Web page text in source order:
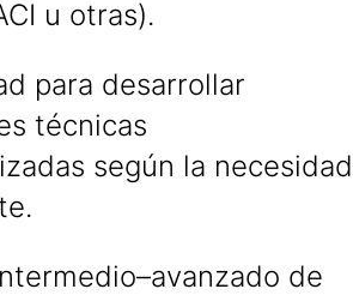
u otras).
para desarrollar
técnicas
según la necesidad
de